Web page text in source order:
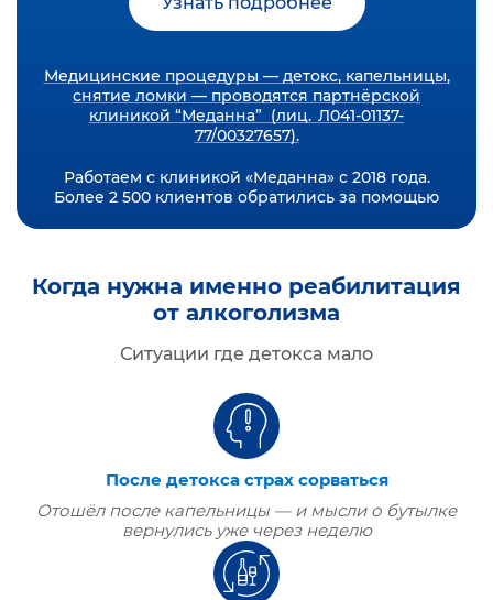
Медицинские процедуры — детокс, капельницы,
снятие ломки — проводятся партнёрской
клиникой “Меданна” (лиц. Л041-01137-
77/00327657).
Работаем с клиникой «Меданна» с 2018 года.
Более 2 500 клиентов обратились за помощью
Когда нужна именно реабилитация
от алкоголизма
Ситуации где детокса мало
После детокса страх сорваться
Отошёл после капельницы — и мысли о бутылке
вернулись уже через неделю